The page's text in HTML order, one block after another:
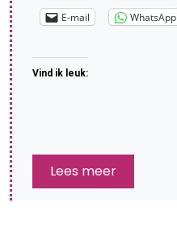
E-mail WhatsApp
Vind ik leuk:
Lees meer